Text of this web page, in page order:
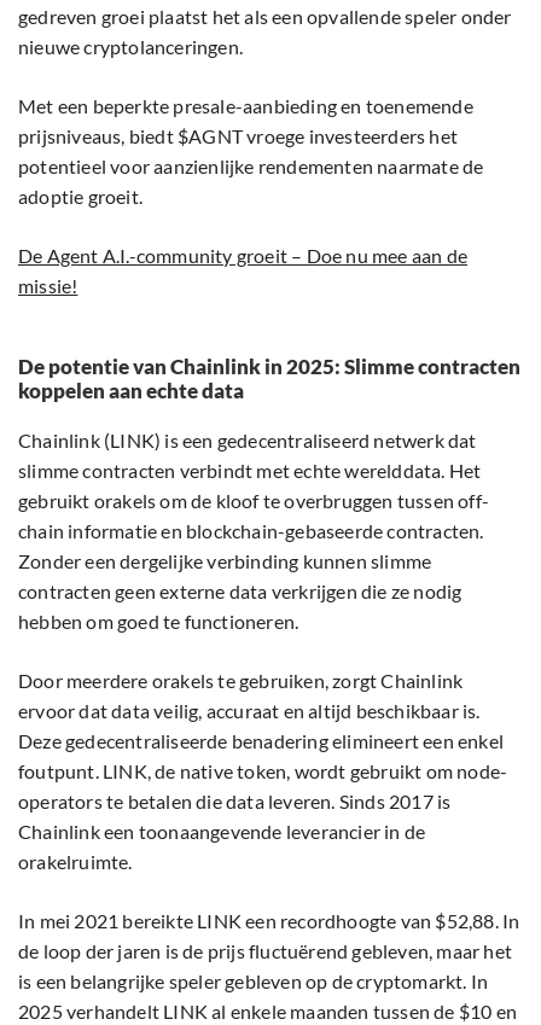
gedreven groei plaatst het als een opvallende speler onder
nieuwe cryptolanceringen.
Met een beperkte presale-aanbieding en toenemende
prijsniveaus, biedt $AGNT vroege investeerders het
potentieel voor aanzienlijke rendementen naarmate de
adoptie groeit.
De Agent A.I.-community groeit – Doe nu mee aan de
missie!
De potentie van Chainlink in 2025: Slimme contracten
koppelen aan echte data
Chainlink (LINK) is een gedecentraliseerd netwerk dat
slimme contracten verbindt met echte werelddata. Het
gebruikt orakels om de kloof te overbruggen tussen off-
chain informatie en blockchain-gebaseerde contracten.
Zonder een dergelijke verbinding kunnen slimme
contracten geen externe data verkrijgen die ze nodig
hebben om goed te functioneren.
Door meerdere orakels te gebruiken, zorgt Chainlink
ervoor dat data veilig, accuraat en altijd beschikbaar is.
Deze gedecentraliseerde benadering elimineert een enkel
foutpunt. LINK, de native token, wordt gebruikt om node-
operators te betalen die data leveren. Sinds 2017 is
Chainlink een toonaangevende leverancier in de
orakelruimte.
In mei 2021 bereikte LINK een recordhoogte van $52,88. In
de loop der jaren is de prijs fluctuërend gebleven, maar het
is een belangrijke speler gebleven op de cryptomarkt. In
2025 verhandelt LINK al enkele maanden tussen de $10 en